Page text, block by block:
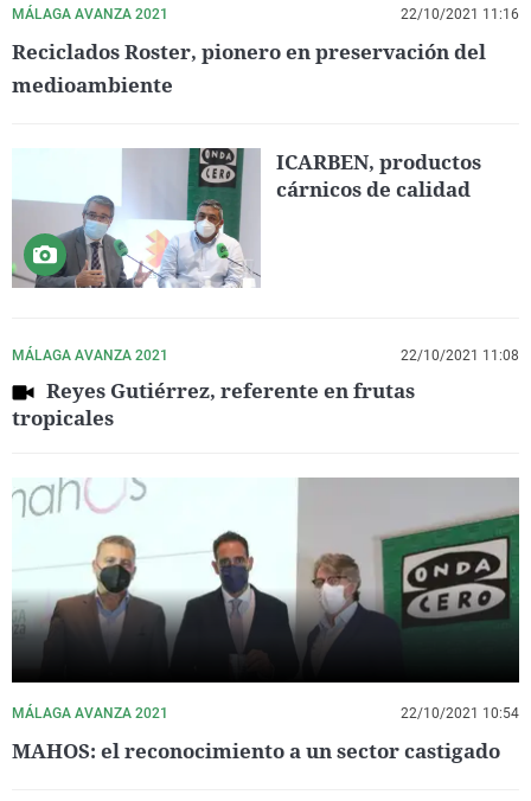
MÁLAGA AVANZA 2021 22/10/2021 11:16
Reciclados Roster, pionero en preservación del
medioambiente
ICARBEN, productos
cárnicos de calidad
MÁLAGA AVANZA 2021 22/10/2021 11:08
Reyes Gutiérrez, referente en frutas
tropicales
MÁLAGA AVANZA 2021 22/10/2021 10:54
MAHOS: el reconocimiento a un sector castigado